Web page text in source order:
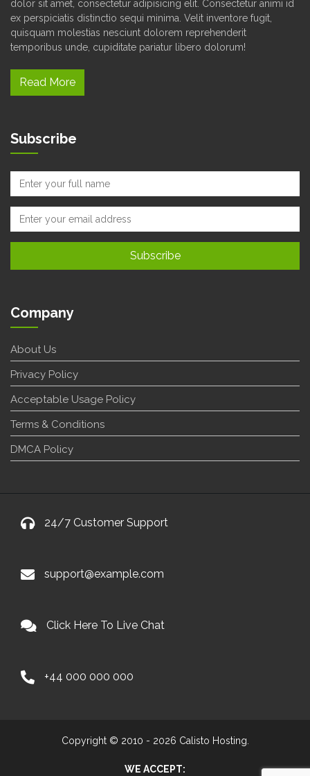
dolor sit amet, consectetur adipisicing elit. Consectetur animi id
ex perspiciatis distinctio sequi minima. Velit inventore fugit,
quisquam molestias nesciunt dolorem reprehenderit
temporibus unde, cupiditate pariatur libero dolorum!
Read More
Subscribe
Company
About Us
Privacy Policy
Acceptable Usage Policy
Terms & Conditions
DMCA Policy
24/7 Customer Support
support@example.com
Click Here To Live Chat
+44 000 000 000
Copyright © 2010 - 2026 Calisto Hosting.
WE ACCEPT: